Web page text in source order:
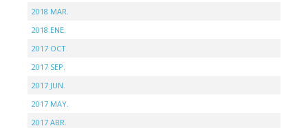
2018 MAR.
2018 ENE.
2017 OCT.
2017 SEP.
2017 JUN.
2017 MAY.
2017 ABR.